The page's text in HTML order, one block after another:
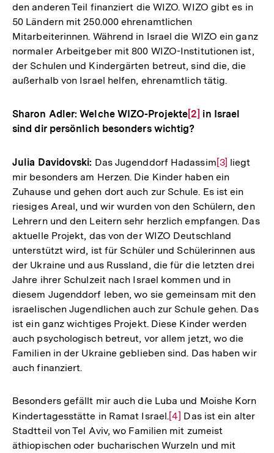
den anderen Teil finanziert die WIZO. WIZO gibt es in
50 Ländern mit 250.000 ehrenamtlichen
Mitarbeiterinnen. Während in Israel die WIZO ein ganz
normaler Arbeitgeber mit 800 WIZO-Institutionen ist,
der Schulen und Kindergärten betreut, sind die, die
außerhalb von Israel helfen, ehrenamtlich tätig.
Sharon Adler: Welche WIZO-ProjekteZur
Auflösung
Fußnote
[2] in Israel
sind dir persönlich besonders wichtig?
Julia Davidovski: Das Jugenddorf HadassimZur
Auflösung
der
Fußnote
[3] liegt
mir besonders am Herzen. Die Kinder haben ein
Zuhause und gehen dort auch zur Schule. Es ist ein
riesiges Areal, und wir wurden von den Schülern, den
Lehrern und den Leitern sehr herzlich empfangen. Das
aktuelle Projekt, das von der WIZO Deutschland
unterstützt wird, ist für Schüler und Schülerinnen aus
der Ukraine und aus Russland, die für die letzten drei
Jahre ihrer Schulzeit nach Israel kommen und in
diesem Jugenddorf leben, wo sie gemeinsam mit den
israelischen Jugendlichen auch zur Schule gehen. Das
ist ein ganz wichtiges Projekt. Diese Kinder werden
auch psychologisch betreut, vor allem jetzt, wo die
Familien in der Ukraine geblieben sind. Das haben wir
auch finanziert.
Besonders gefällt mir auch die Luba und Moishe Korn
Kindertagesstätte in Ramat Israel.Zur
Auflösung
der
[4] Das ist ein alter
Stadtteil von Tel Aviv, wo Familien mit zumeist
äthiopischen oder bucharischen Wurzeln und mit